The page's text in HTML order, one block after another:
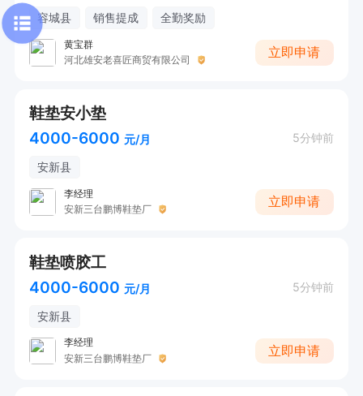
容城县 销售提成 全勤奖励
黄宝群
河北雄安老喜匠商贸有限公司
立即申请
鞋垫安小垫
4000-6000 元/月 5分钟前
安新县
李经理
安新三台鹏博鞋垫厂
立即申请
鞋垫喷胶工
4000-6000 元/月 5分钟前
安新县
李经理
安新三台鹏博鞋垫厂
立即申请